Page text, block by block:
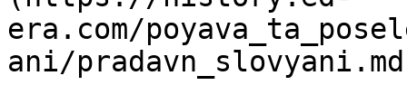
era.com/
ani/